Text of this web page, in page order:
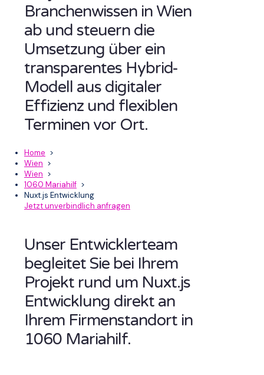
Branchenwissen in Wien
ab und steuern die
Umsetzung über ein
transparentes Hybrid-
Modell aus digitaler
Effizienz und flexiblen
Terminen vor Ort.
Home >
Wien >
Wien >
1060 Mariahilf >
Nuxt.js Entwicklung
Jetzt unverbindlich anfragen
Unser Entwicklerteam
begleitet Sie bei Ihrem
Projekt rund um Nuxt.js
Entwicklung direkt an
Ihrem Firmenstandort in
1060 Mariahilf.